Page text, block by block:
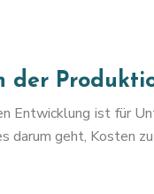
der
Entwicklung ist für
darum geht, Kosten